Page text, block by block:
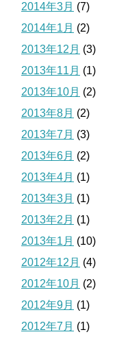
2014年3月 (7)
2014年1月 (2)
2013年12月 (3)
2013年11月 (1)
2013年10月 (2)
2013年8月 (2)
2013年7月 (3)
2013年6月 (2)
2013年4月 (1)
2013年3月 (1)
2013年2月 (1)
2013年1月 (10)
2012年12月 (4)
2012年10月 (2)
2012年9月 (1)
2012年7月 (1)